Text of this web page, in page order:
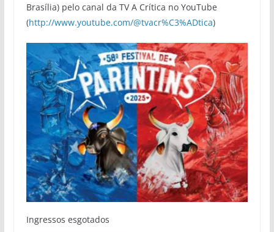
Brasília) pelo canal da TV A Crítica no YouTube
(http://www.youtube.com/@tvacr%C3%ADtica)
Ingressos esgotados